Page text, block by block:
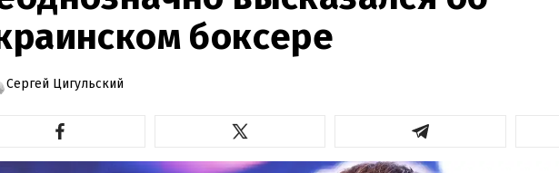
боксере
Сергей Цигульский